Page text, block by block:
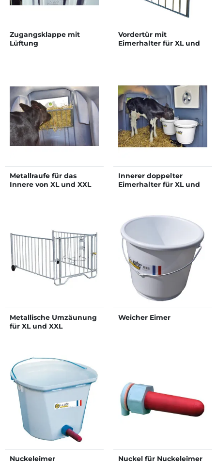
Zugangsklappe mit
Lüftung
Vordertür mit
Eimerhalter für XL und
Metallraufe für das
Innere von XL und XXL
Innerer doppelter
Eimerhalter für XL und
Metallische Umzäunung
für XL und XXL
Weicher Eimer
Nuckeleimer Nuckel für Nuckeleimer